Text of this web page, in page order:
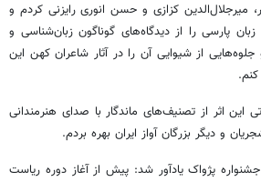
میرجلال‌الدین کزازی و حسن ‏انوری رایزنی کردم و
پارسی را از دیدگاه‌های گوناگون زبان‌شناسی و
از شیوایی آن را در آثار شاعران کهن این
این اثر از تصنیف‌های ماندگار با صدای هنرمندانی
و ‏دیگر بزرگان آواز ایران بهره بردم.
جشنواره پژواک یادآور شد: پیش از آغاز دوره ریاست